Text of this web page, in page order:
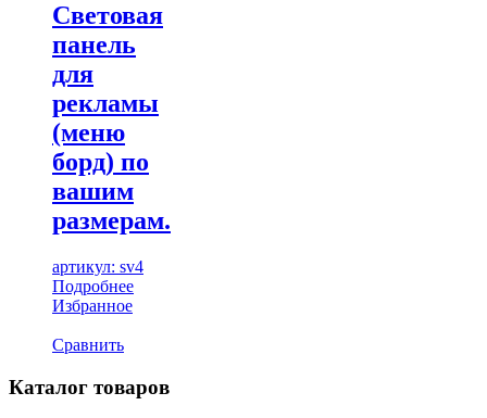
Световая
панель
для
рекламы
(меню
борд) по
вашим
размерам.
артикул: sv4
Подробнее
Избранное
Сравнить
Каталог товаров